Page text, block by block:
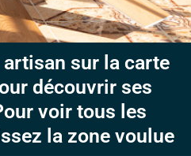
sur la carte
découvrir ses
voir tous les
la zone voulue